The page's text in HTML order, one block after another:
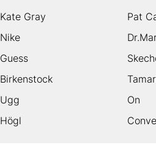
Kate Gray
Pat
Nike
Guess
Birkenstock
Ugg
On
Högl